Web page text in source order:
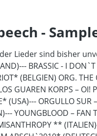
-
Lieder sind bisher
BRASSIC - I
(BELGIEN) ORG.
GUAREN KORPS – OI!
ORGULLO SUR
YOUNGBLOOD – FAN
**